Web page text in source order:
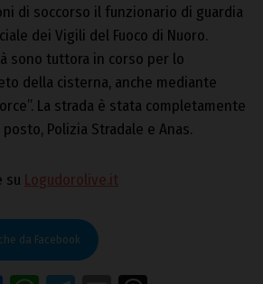
di soccorso il funzionario di guardia
dei Vigili del Fuoco di Nuoro.
sono tuttora in corso per lo
della cisterna, anche mediante
La strada è stata completamente
Polizia Stradale e Anas.
su Logudorolive.it
da Facebook